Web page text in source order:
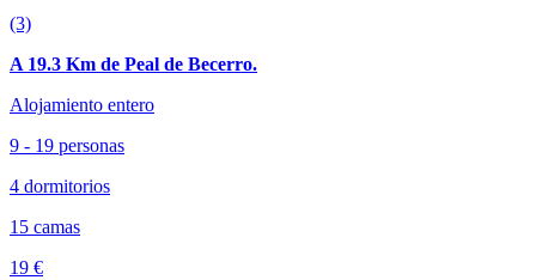
(3)
A 19.3 Km de Peal de Becerro.
Alojamiento entero
9 - 19 personas
4 dormitorios
15 camas
19 €